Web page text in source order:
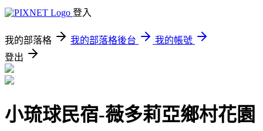
登入
我的部落格 我的部落格後台
我的帳號
登出
小琉球民宿-薇多莉亞鄉村花園